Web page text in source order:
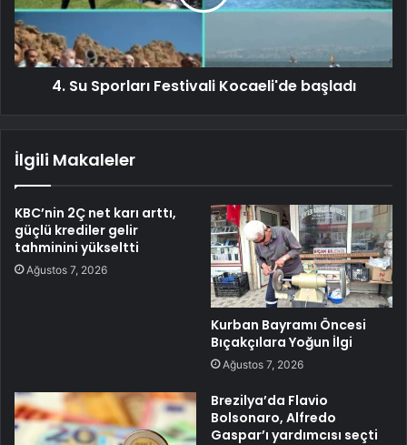
4. Su Sporları Festivali Kocaeli'de başladı
İlgili Makaleler
KBC’nin 2Ç net karı arttı,
güçlü krediler gelir
tahminini yükseltti
Ağustos 7, 2026
Kurban Bayramı Öncesi
Bıçakçılara Yoğun İlgi
Ağustos 7, 2026
Brezilya’da Flavio
Bolsonaro, Alfredo
Gaspar’ı yardımcısı seçti